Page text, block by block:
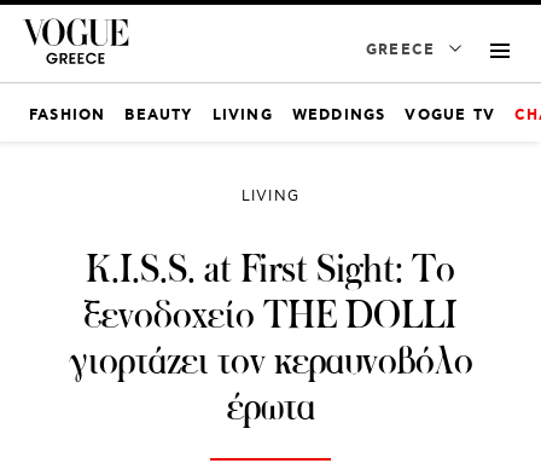
GREECE
FASHION BEAUTY LIVING WEDDINGS VOGUE TV
LIVING
K.I.S.S. at First Sight: Το
ξενοδοχείο THE DOLLI
γιορτάζει τον κεραυνοβόλο
έρωτα